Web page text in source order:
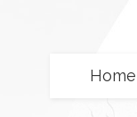
Home